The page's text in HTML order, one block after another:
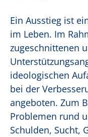
Ein Ausstieg ist
im Leben. Im
zugeschnittenen
ideologischen
bei der
angeboten. Zum
Problemen rund
Schulden, Sucht,